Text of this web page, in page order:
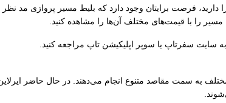
فرصت برایتان وجود دارد که بلیط مسیر پروازی مد نظر
را با قیمت‌های مختلف آن‌ها را مشاهده کنید.
سایت سفرتاپ یا سوپر اپلیکیشن تاپ مراجعه کنید.
به سمت مقاصد متنوع انجام می‌دهند. در حال حاضر